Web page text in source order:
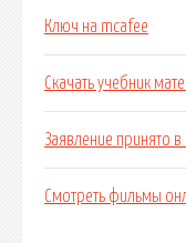
Ключ на mcafee
Скачать учебник
Заявление принято
Смотреть фильмы